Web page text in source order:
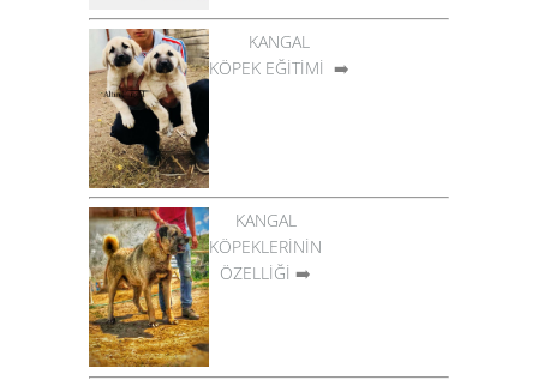
KANGAL
KÖPEK EĞİTİMİ ➡️
KANGAL
KÖPEKLERİNİN
ÖZELLİĞİ ➡️